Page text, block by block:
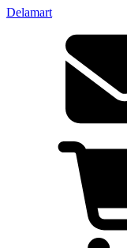
Delamart